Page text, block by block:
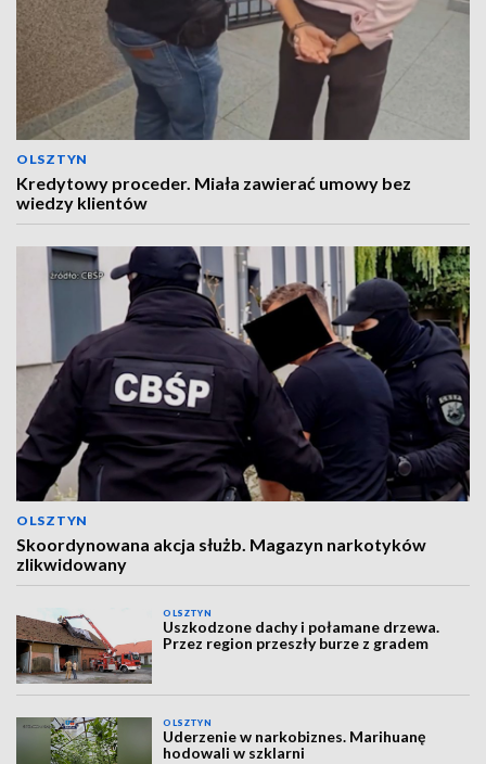
OLSZTYN
Kredytowy proceder. Miała zawierać umowy bez
wiedzy klientów
OLSZTYN
Skoordynowana akcja służb. Magazyn narkotyków
zlikwidowany
OLSZTYN
Uszkodzone dachy i połamane drzewa.
Przez region przeszły burze z gradem
OLSZTYN
Uderzenie w narkobiznes. Marihuanę
hodowali w szklarni